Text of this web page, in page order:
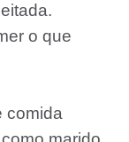
o que
comida